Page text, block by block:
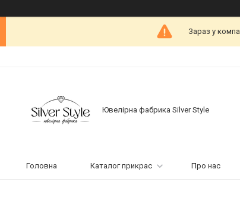
Зараз у
Ювелірна фабрика Silver Style
Головна Каталог прикрас Про нас